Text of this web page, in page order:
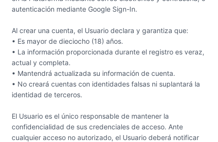
autenticación mediante Google Sign-In.
Al crear una cuenta, el Usuario declara y garantiza que:
• Es mayor de dieciocho (18) años.
• La información proporcionada durante el registro es veraz,
actual y completa.
• Mantendrá actualizada su información de cuenta.
• No creará cuentas con identidades falsas ni suplantará la
identidad de terceros.
El Usuario es el único responsable de mantener la
confidencialidad de sus credenciales de acceso. Ante
cualquier acceso no autorizado, el Usuario deberá notificar